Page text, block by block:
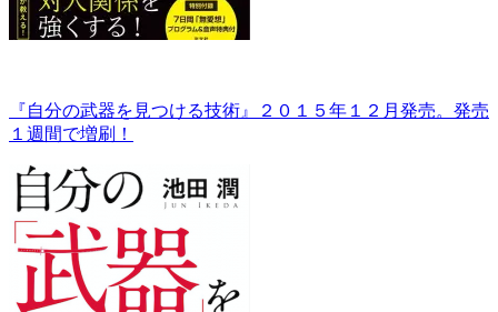
『自分の武器を見つける技術』２０１５年１２月発売。発売
１週間で増刷！